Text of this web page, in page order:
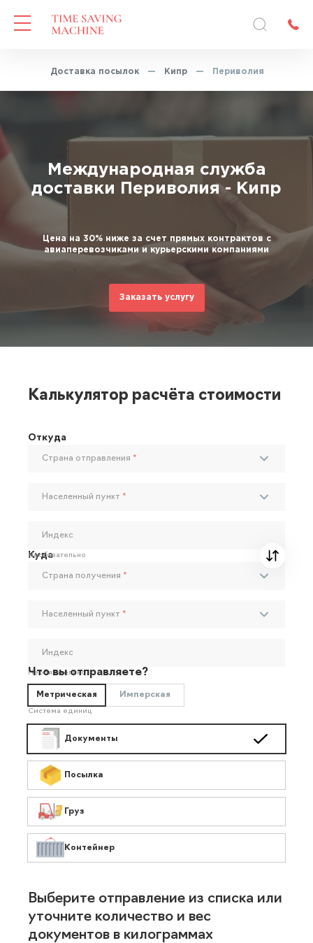
Доставка посылок — Кипр — Периволия
Международная служба
доставки Периволия - Кипр
Цена на 30% ниже за счет прямых контрактов с
авиаперевозчиками и курьерскими компаниями
Заказать услугу
Калькулятор расчёта стоимости
Откуда
Страна отправления *
Населенный пункт *
Индекс
Необязательно
Куда
Страна получения *
Населенный пункт *
Индекс
Необязательно
Что вы отправляете?
Метрическая Имперская
Система единиц
Документы
Посылка
Груз
Контейнер
Выберите отправление из списка или
уточните количество и вес
документов в килограммах